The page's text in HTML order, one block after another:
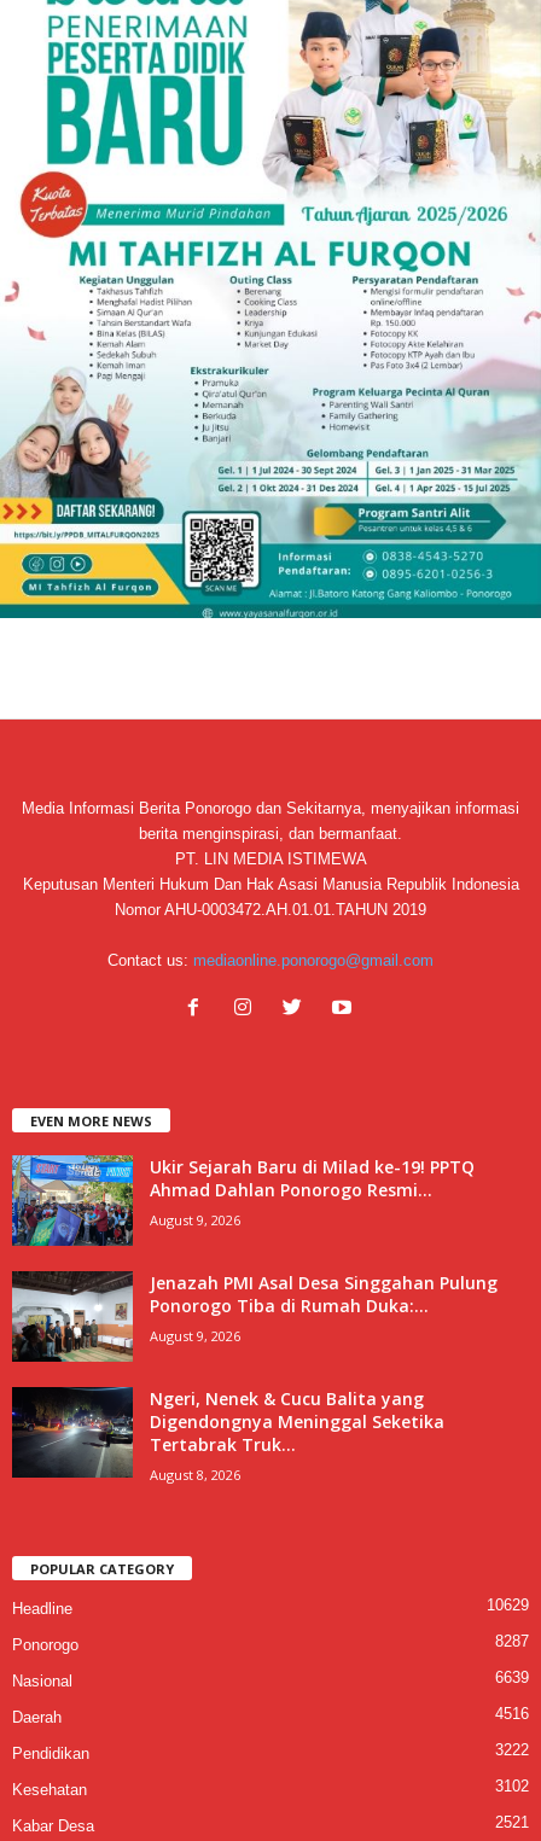
Media Informasi Berita Ponorogo dan Sekitarnya, menyajikan informasi
berita menginspirasi, dan bermanfaat.
PT. LIN MEDIA ISTIMEWA
Keputusan Menteri Hukum Dan Hak Asasi Manusia Republik Indonesia
Nomor AHU-0003472.AH.01.01.TAHUN 2019
Contact us: mediaonline.ponorogo@gmail.com
EVEN MORE NEWS
Ukir Sejarah Baru di Milad ke-19! PPTQ
Ahmad Dahlan Ponorogo Resmi...
August 9, 2026
Jenazah PMI Asal Desa Singgahan Pulung
Ponorogo Tiba di Rumah Duka:...
August 9, 2026
Ngeri, Nenek & Cucu Balita yang
Digendongnya Meninggal Seketika
Tertabrak Truk...
August 8, 2026
POPULAR CATEGORY
Headline 10629
Ponorogo 8287
Nasional 6639
Daerah 4516
Pendidikan 3222
Kesehatan 3102
Kabar Desa 2521